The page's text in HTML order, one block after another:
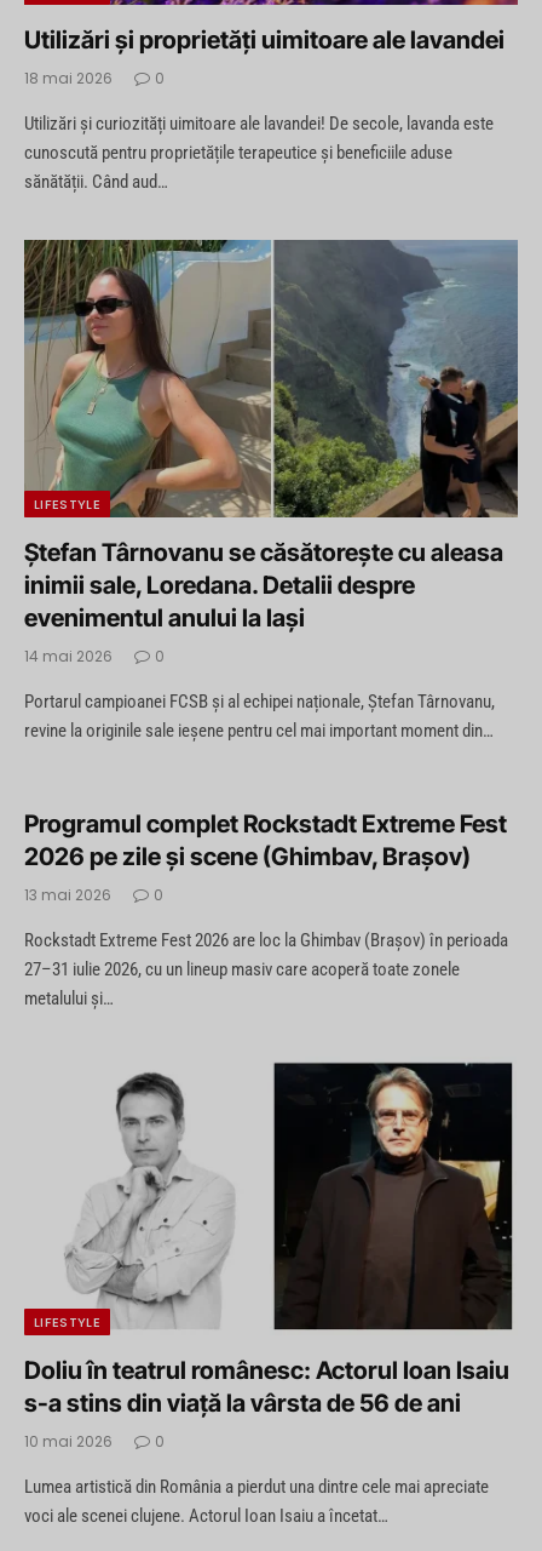
Utilizări și proprietăți uimitoare ale lavandei
18 mai 2026 0
Utilizări și curiozități uimitoare ale lavandei! De secole, lavanda este
cunoscută pentru proprietățile terapeutice și beneficiile aduse
sănătății. Când aud…
LIFESTYLE
Ștefan Târnovanu se căsătorește cu aleasa
inimii sale, Loredana. Detalii despre
evenimentul anului la Iași
14 mai 2026 0
Portarul campioanei FCSB și al echipei naționale, Ștefan Târnovanu,
revine la originile sale ieșene pentru cel mai important moment din…
Programul complet Rockstadt Extreme Fest
2026 pe zile și scene (Ghimbav, Brașov)
13 mai 2026 0
Rockstadt Extreme Fest 2026 are loc la Ghimbav (Brașov) în perioada
27–31 iulie 2026, cu un lineup masiv care acoperă toate zonele
metalului și…
LIFESTYLE
Doliu în teatrul românesc: Actorul Ioan Isaiu
s-a stins din viață la vârsta de 56 de ani
10 mai 2026 0
Lumea artistică din România a pierdut una dintre cele mai apreciate
voci ale scenei clujene. Actorul Ioan Isaiu a încetat…